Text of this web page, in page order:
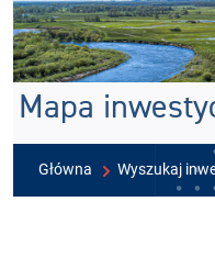
Mapa
Główna Wyszukaj